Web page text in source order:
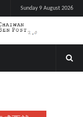
Sunday 9 August 2026